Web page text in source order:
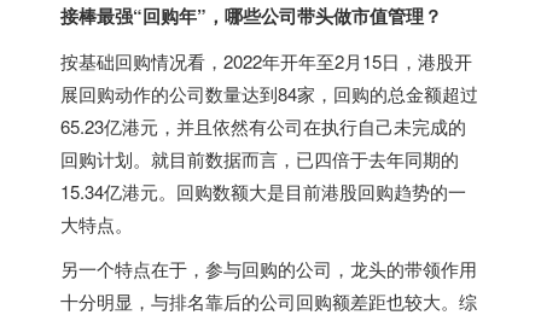
接棒最强“回购年”，哪些公司带头做市值管理？
按基础回购情况看，2022年开年至2月15日，港股开
展回购动作的公司数量达到84家，回购的总金额超过
65.23亿港元，并且依然有公司在执行自己未完成的
回购计划。就目前数据而言，已四倍于去年同期的
15.34亿港元。回购数额大是目前港股回购趋势的一
大特点。
另一个特点在于，参与回购的公司，龙头的带领作用
十分明显，与排名靠后的公司回购额差距也较大。综